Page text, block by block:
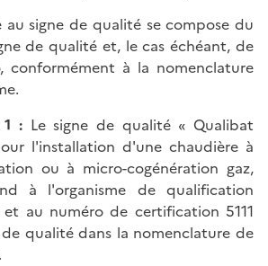
au signe de qualité se compose du
de qualité et, le cas échéant, de
conformément à la nomenclature
1 : Le signe de qualité « Qualibat
l'installation d'une chaudière à
ou à micro-cogénération gaz,
à l'organisme de qualification
au numéro de certification 5111
qualité dans la nomenclature de